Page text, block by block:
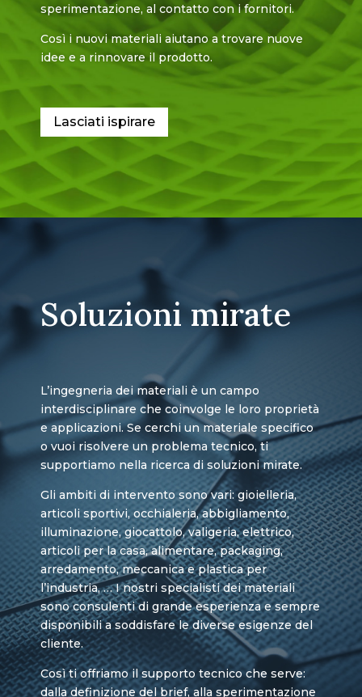
sperimentazione, al contatto con i fornitori.
Così i nuovi materiali aiutano a trovare nuove
idee e a rinnovare il prodotto.
Lasciati ispirare
Soluzioni mirate
L’ingegneria dei materiali è un campo
interdisciplinare che coinvolge le loro proprietà
e applicazioni. Se cerchi un materiale specifico
o vuoi risolvere un problema tecnico, ti
supportiamo nella ricerca di soluzioni mirate.
Gli ambiti di intervento sono vari: gioielleria,
articoli sportivi, occhialeria, abbigliamento,
illuminazione, giocattolo, valigeria, elettrico,
articoli per la casa, alimentare, packaging,
arredamento, meccanica e plastica per
l’industria, … I nostri specialisti dei materiali
sono consulenti di grande esperienza e sempre
disponibili a soddisfare le diverse esigenze del
cliente.
Così ti offriamo il supporto tecnico che serve:
dalla definizione del brief, alla sperimentazione